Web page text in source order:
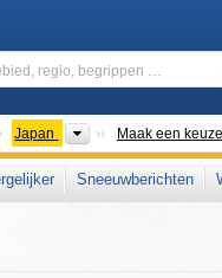
Japan LandenMaak een keuze
Sneeuwberichten